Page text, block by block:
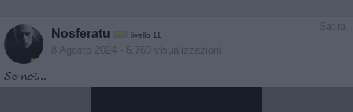
Satira
Nosferatu livello 11
8 Agosto 2024 - 6.760 visualizzazioni
𝓢𝓮 𝓷𝓸𝓲...